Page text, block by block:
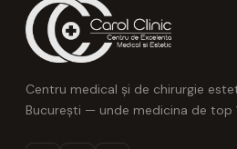
Centru medical și de chirurgie
București — unde medicina de